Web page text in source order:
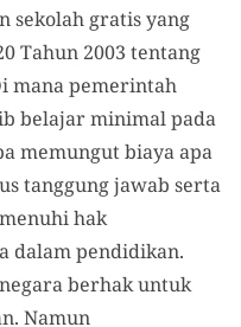
sekolah gratis yang
Tahun 2003 tentang
mana pemerintah
belajar minimal pada
memungut biaya apa
tanggung jawab serta
hak
dalam pendidikan.
berhak untuk
Namun